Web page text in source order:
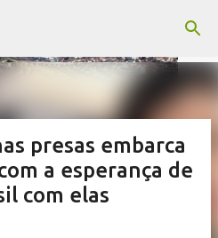
principal
presas embarca
a esperança de
com elas